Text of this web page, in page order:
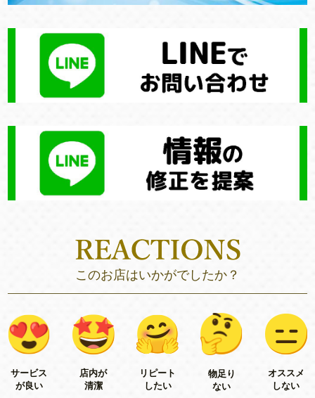
このお店はいかがでしたか？
サービス
が良い
店内が
清潔
リピート
したい
物足り
ない
オススメ
しない